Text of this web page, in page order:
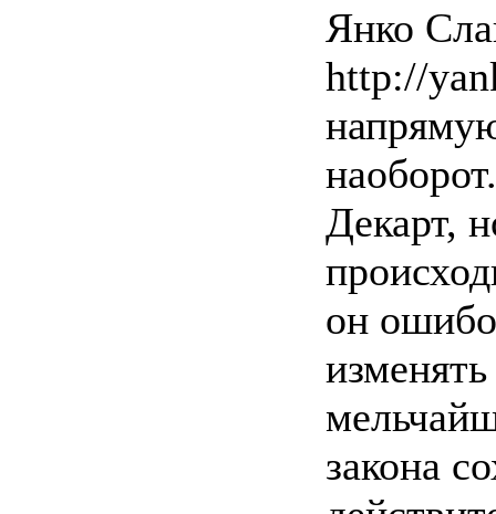
Янко
http://
Декарт,
он
закона